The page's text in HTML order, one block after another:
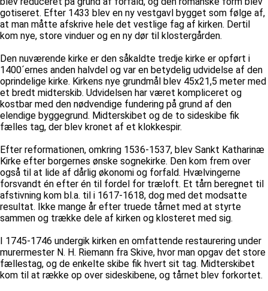
gotiseret. Efter 1433 blev en ny vestgavl bygget som følge af,
at man måtte afskrive hele det vestlige fag af kirken. Dertil
kom nye, store vinduer og en ny dør til klostergården.
Den nuværende kirke er den såkaldte tredje kirke er opført i
1400´ernes anden halvdel og var en betydelig udvidelse af den
oprindelige kirke. Kirkens nye grundmål blev 45x21,5 meter med
et bredt midterskib. Udvidelsen har været kompliceret og
kostbar med den nødvendige fundering på grund af den
elendige byggegrund. Midterskibet og de to sideskibe fik
fælles tag, der blev kronet af et klokkespir.
Efter reformationen, omkring 1536-1537, blev Sankt Katharinæ
Kirke efter borgernes ønske sognekirke. Den kom frem over
også til at lide af dårlig økonomi og forfald. Hvælvingerne
forsvandt én efter én til fordel for træloft. Et tårn beregnet til
afstivning kom bl.a. til i 1617-1618, dog med det modsatte
resultat. Ikke mange år efter truede tårnet med at styrte
sammen og trække dele af kirken og klosteret med sig.
I 1745-1746 undergik kirken en omfattende restaurering under
murermester N. H. Riemann fra Skive, hvor man opgav det store
fællestag, og de enkelte skibe fik hvert sit tag. Midterskibet
kom til at række op over sideskibene, og tårnet blev forkortet.